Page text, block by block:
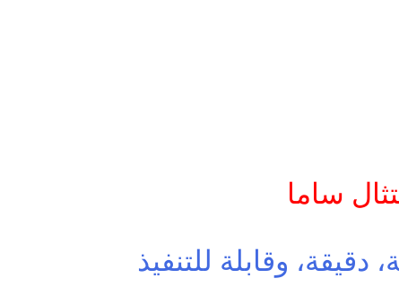
وقابلة للتنفيذ